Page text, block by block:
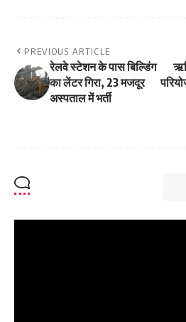
PREVIOUS ARTICLE
रेलवे स्टेशन के पास बिल्डिंग
का लेंटर गिरा, 23 मजदूर
अस्पताल में भर्ती